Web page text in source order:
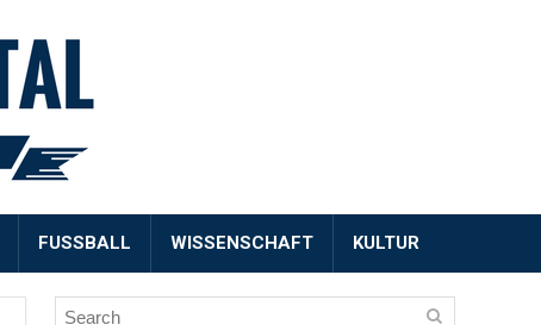
FUSSBALL WISSENSCHAFT KULTUR